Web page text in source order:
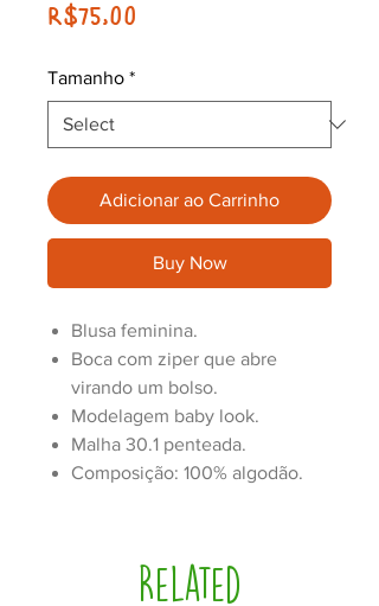
R$75,00
Tamanho *
Adicionar ao Carrinho
Buy Now
Blusa feminina.
Boca com ziper que abre
virando um bolso.
Modelagem baby look.
Malha 30.1 penteada.
Composição: 100% algodão.
Related